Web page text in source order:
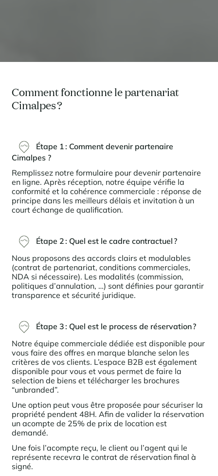
Comment fonctionne le partenariat
Cimalpes ?
Étape 1 : Comment devenir partenaire
Cimalpes ?
Remplissez notre formulaire pour devenir partenaire
en ligne. Après réception, notre équipe vérifie la
conformité et la cohérence commerciale : réponse de
principe dans les meilleurs délais et invitation à un
court échange de qualification.
Étape 2 : Quel est le cadre contractuel ?
Nous proposons des accords clairs et modulables
(contrat de partenariat, conditions commerciales,
NDA si nécessaire). Les modalités (commission,
politiques d’annulation, …) sont définies pour garantir
transparence et sécurité juridique.
Étape 3 : Quel est le process de réservation ?
Notre équipe commerciale dédiée est disponible pour
vous faire des offres en marque blanche selon les
critères de vos clients. L’espace B2B est également
disponible pour vous et vous permet de faire la
selection de biens et télécharger les brochures
“unbranded”.
Une option peut vous être proposée pour sécuriser la
propriété pendent 48H. Afin de valider la réservation
un acompte de 25% de prix de location est
demandé.
Une fois l’acompte reçu, le client ou l’agent qui le
représente recevra le contrat de réservation final à
signé.